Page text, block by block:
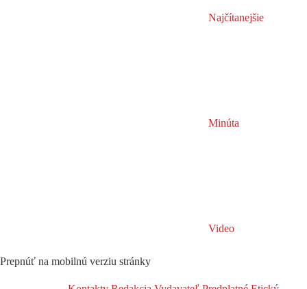
Najčítanejšie
Minúta
Video
Prepnúť na mobilnú verziu stránky